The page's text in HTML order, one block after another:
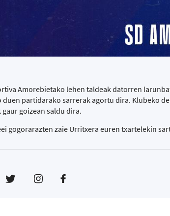
Amorebietako lehen taldeak datorren
partidarako sarrerak agortu dira. Klubeko
goizean saldu dira.
gogorarazten zaie Urritxera euren txartelekin